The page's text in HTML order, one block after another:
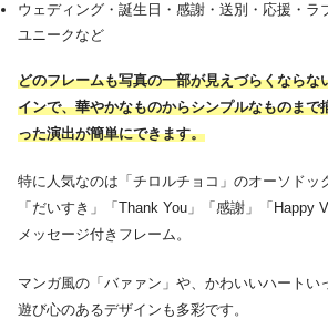
ウェディング・誕生日・感謝・送別・応援・ラ
ユニークなど
どのフレームも写真の一部が見えづらくならな
インで、華やかなものからシンプルなものまで
った演出が簡単にできます。
特に人気なのは「チロルチョコ」のオーソドッ
「だいすき」「Thank You」「感謝」「Happy
メッセージ付きフレーム。
マンガ風の「バァァン」や、かわいいハートい
遊び心のあるデザインも多彩です。